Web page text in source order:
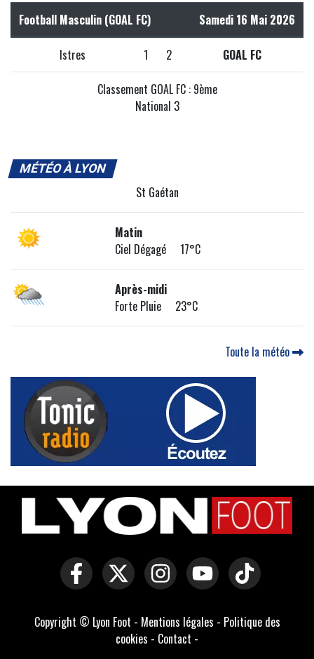
Football Masculin (GOAL FC) Samedi 16 Mai 2026
Istres 1 2 GOAL FC
Classement GOAL FC : 9ème
National 3
MÉTÉO À LYON
St Gaétan
Matin
Ciel Dégagé 17°C
Après-midi
Forte Pluie 23°C
Toute la météo
Copyright © Lyon Foot - Mentions légales - Politique des
cookies - Contact -